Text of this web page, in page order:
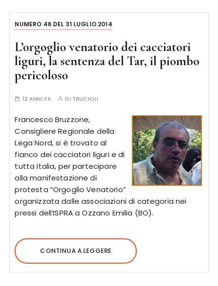
NUMERO 46 DEL 31 LUGLIO 2014
L’orgoglio venatorio dei cacciatori
liguri, la sentenza del Tar, il piombo
pericoloso
12 ANNI FA DI TRUCIOLI
Francesco Bruzzone,
Consigliere Regionale della
Lega Nord, si è trovato al
fianco dei cacciatori liguri e di
tutta Italia, per partecipare
alla manifestazione di
protesta “Orgoglio Venatorio”
organizzata dalle associazioni di categoria nei
pressi dell’ISPRA a Ozzano Emilia (BO).
CONTINUA A LEGGERE